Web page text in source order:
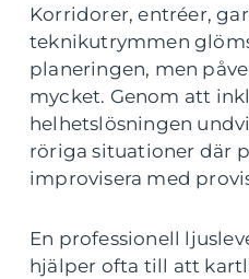
Korridorer, entréer,
teknikutrymmen
planeringen, men
mycket. Genom att
helhetslösningen
röriga situationer där
improvisera med
En professionell
hjälper ofta till att